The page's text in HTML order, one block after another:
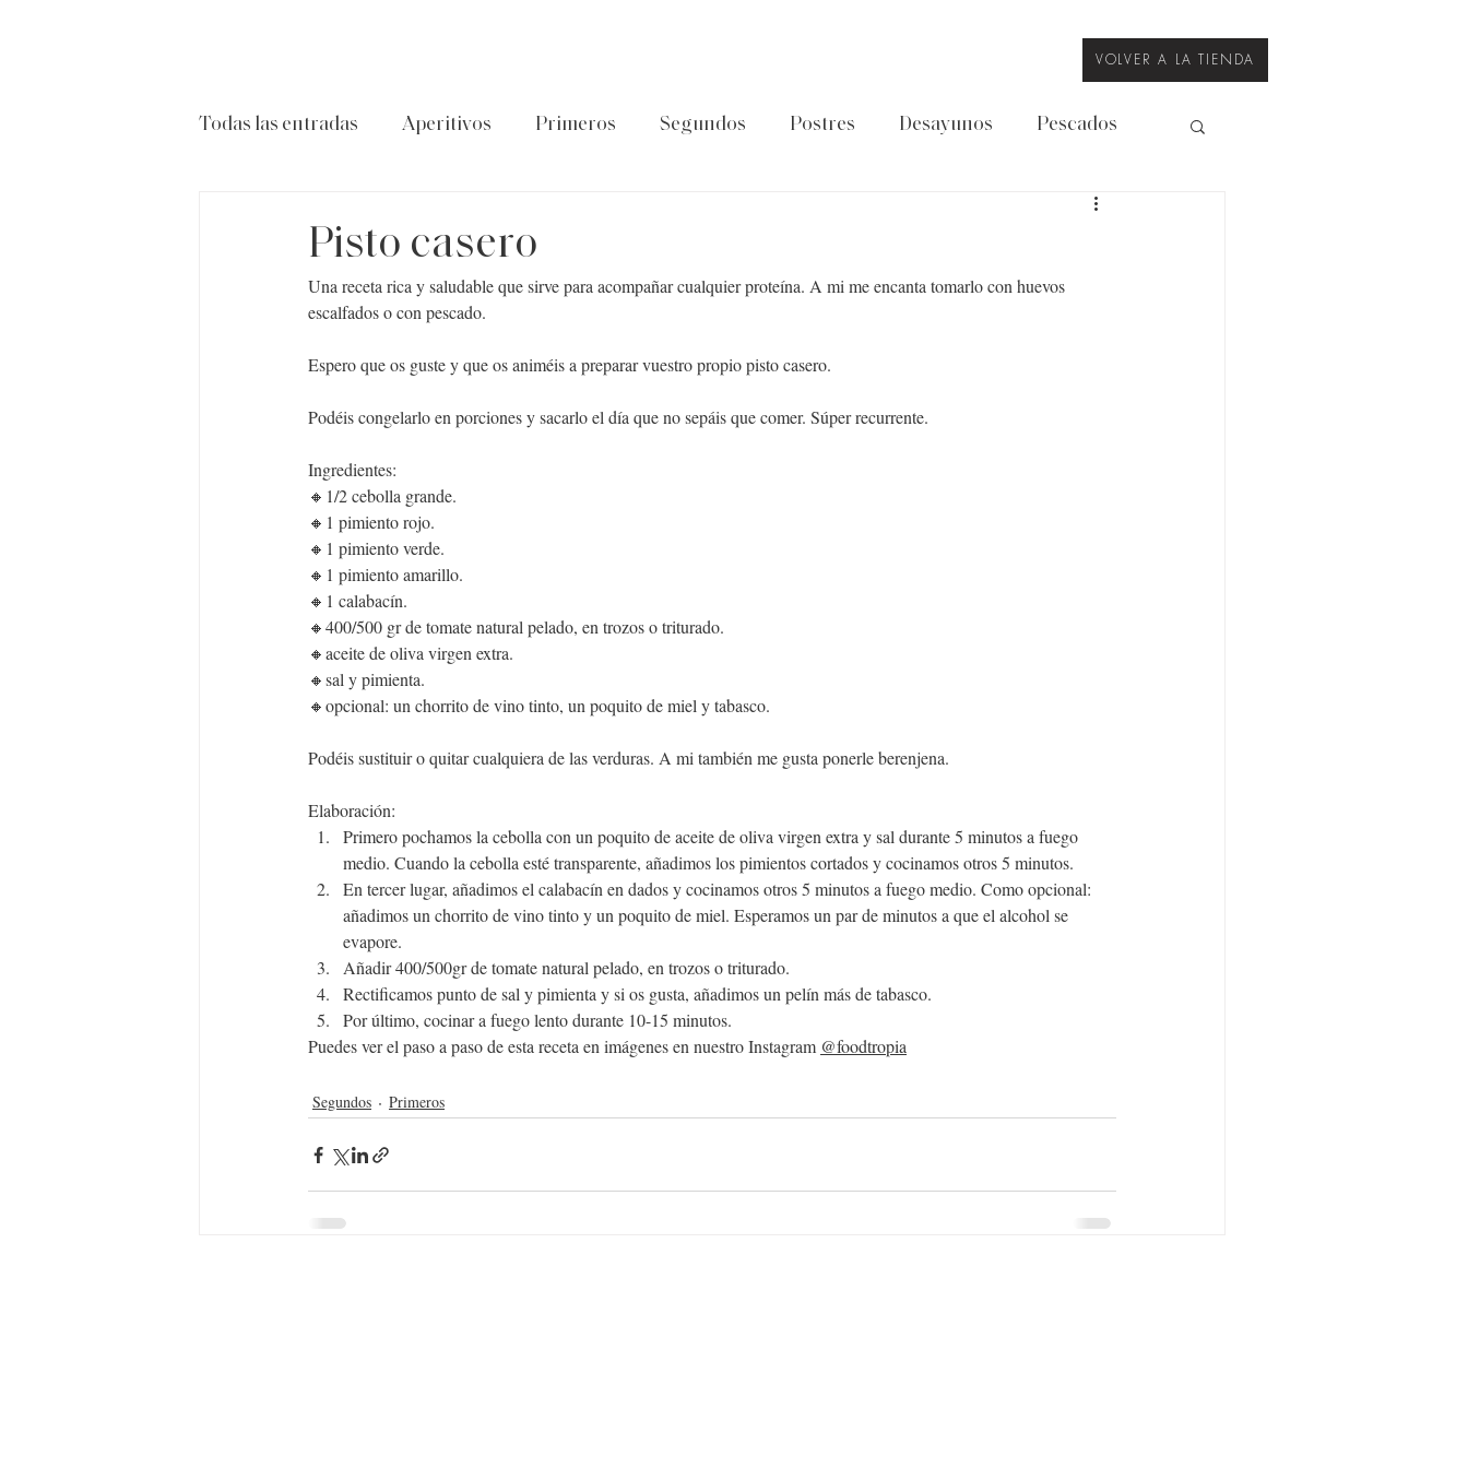
VOLVER A LA TIENDA
Todas las entradas Aperitivos Primeros Segundos Postres Desayunos Pescados
Legumbres
Pisto casero
Una receta rica y saludable que sirve para acompañar cualquier proteína. A mi me encanta tomarlo con huevos
escalfados o con pescado.
Espero que os guste y que os animéis a preparar vuestro propio pisto casero.
Podéis congelarlo en porciones y sacarlo el día que no sepáis que comer. Súper recurrente.
Ingredientes:
🔸1/2 cebolla grande.
🔸1 pimiento rojo.
🔸1 pimiento verde.
🔸1 pimiento amarillo.
🔸1 calabacín.
🔸400/500 gr de tomate natural pelado, en trozos o triturado.
🔸aceite de oliva virgen extra.
🔸sal y pimienta.
🔸opcional: un chorrito de vino tinto, un poquito de miel y tabasco.
Podéis sustituir o quitar cualquiera de las verduras. A mi también me gusta ponerle berenjena.
Elaboración:
Primero pochamos la cebolla con un poquito de aceite de oliva virgen extra y sal durante 5 minutos a fuego
medio. Cuando la cebolla esté transparente, añadimos los pimientos cortados y cocinamos otros 5 minutos.
En tercer lugar, añadimos el calabacín en dados y cocinamos otros 5 minutos a fuego medio. Como opcional:
añadimos un chorrito de vino tinto y un poquito de miel. Esperamos un par de minutos a que el alcohol se
evapore.
Añadir 400/500gr de tomate natural pelado, en trozos o triturado.
Rectificamos punto de sal y pimienta y si os gusta, añadimos un pelín más de tabasco.
Por último, cocinar a fuego lento durante 10-15 minutos.
Puedes ver el paso a paso de esta receta en imágenes en nuestro Instagram @foodtropia
Segundos Primeros